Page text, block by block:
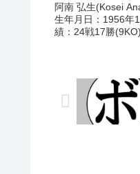
阿南 弘生(Kosei
生年月日：1956年
績：24戦17勝